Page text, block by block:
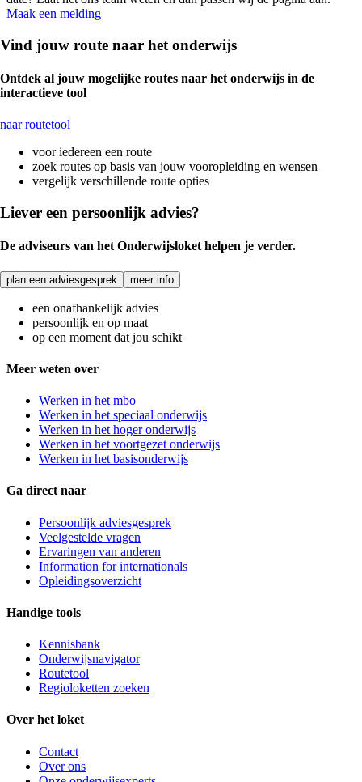
Maak een melding
Vind jouw route naar het onderwijs
Ontdek al jouw mogelijke routes naar het onderwijs in de
interactieve tool
naar routetool
voor iedereen een route
zoek routes op basis van jouw vooropleiding en wensen
vergelijk verschillende route opties
Liever een persoonlijk advies?
De adviseurs van het Onderwijsloket helpen je verder.
plan een adviesgesprek meer info
een onafhankelijk advies
persoonlijk en op maat
op een moment dat jou schikt
Meer weten over
Werken in het mbo
Werken in het speciaal onderwijs
Werken in het hoger onderwijs
Werken in het voortgezet onderwijs
Werken in het basisonderwijs
Ga direct naar
Persoonlijk adviesgesprek
Veelgestelde vragen
Ervaringen van anderen
Information for internationals
Opleidingsoverzicht
Handige tools
Kennisbank
Onderwijsnavigator
Routetool
Regioloketten zoeken
Over het loket
Contact
Over ons